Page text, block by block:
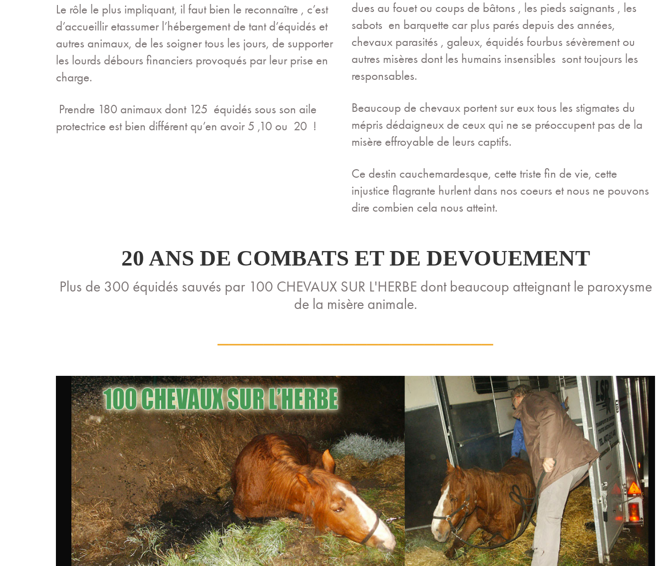
Le rôle le plus impliquant, il faut bien le reconnaître , c’est
d’accueillir etassumer l’hébergement de tant d’équidés et
autres animaux, de les soigner tous les jours, de supporter
les lourds débours financiers provoqués par leur prise en
charge.
Prendre 180 animaux dont 125 équidés sous son aile
protectrice est bien différent qu’en avoir 5 ,10 ou 20 !
dues au fouet ou coups de bâtons , les pieds saignants , les
sabots en barquette car plus parés depuis des années,
chevaux parasités , galeux, équidés fourbus sévèrement ou
autres misères dont les humains insensibles sont toujours les
responsables.
Beaucoup de chevaux portent sur euxtous les stigmates du
mépris dédaigneux de ceux qui ne se préoccupent pas de la
misère effroyable de leurs captifs.
Ce destin cauchemardesque, cette triste fin de vie, cette
injustice flagrante hurlent dans nos coeurs et nous ne pouvons
dire combien cela nous atteint.
20 ANS DE COMBATS ET DE DEVOUEMENT
Plus de 300 équidés sauvés par 100 CHEVAUX SUR L'HERBE dont beaucoup atteignant le paroxysme
de la misère animale.